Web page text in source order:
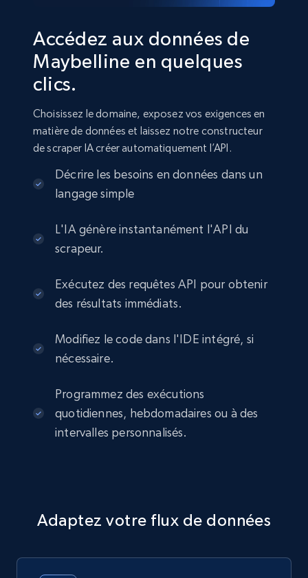
Accédez aux données de
Maybelline en quelques
clics.
Choisissez le domaine, exposez vos exigences en
matière de données et laissez notre constructeur
de scraper IA créer automatiquement l’API.
Décrire les besoins en données dans un
langage simple
L'IA génère instantanément l'API du
scrapeur.
Exécutez des requêtes API pour obtenir
des résultats immédiats.
Modifiez le code dans l'IDE intégré, si
nécessaire.
Programmez des exécutions
quotidiennes, hebdomadaires ou à des
intervalles personnalisés.
Adaptez votre flux de données